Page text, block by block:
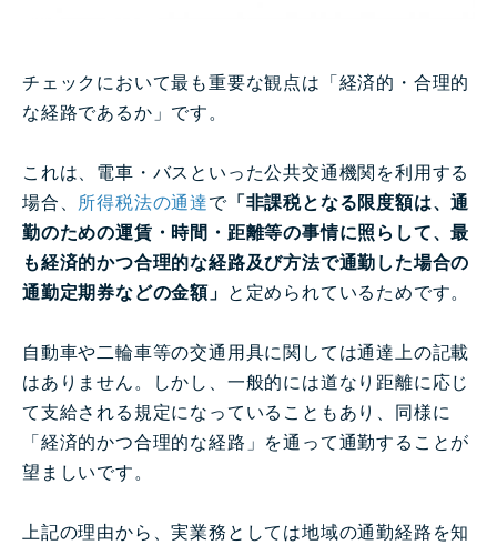
チェックにおいて最も重要な観点は「経済的・合理的
な経路であるか」です。
これは、電車・バスといった公共交通機関を利用する
場合、 所得税法の通達で「非課税となる限度額は、通
勤のための運賃・時間・距離等の事情に照らして、最
も経済的かつ合理的な経路及び方法で通勤した場合の
通勤定期券などの金額」 と定められているためです。
自動車や二輪車等の交通用具に関しては通達上の記載
はありません。しかし、一般的には道なり距離に応じ
て支給される規定になっていることもあり、同様に
「経済的かつ合理的な経路」を通って通勤することが
望ましいです。
上記の理由から、実業務としては地域の通勤経路を知